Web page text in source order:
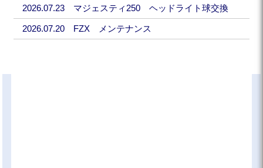
2026.07.23 マジェスティ250 ヘッドライト球交換
2026.07.20 FZX メンテナンス